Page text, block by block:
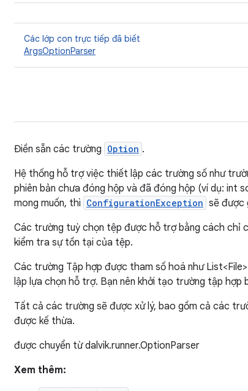
Các lớp con trực tiếp đã biết
ArgsOptionParser
Điền sẵn các trường Option .
Hệ thống hỗ trợ việc thiết lập các trường số như
phiên bản chưa đóng hộp và đã đóng hộp (ví dụ: int
mong muốn, thì ConfigurationException sẽ được
Các trường tuỳ chọn tệp được hỗ trợ bằng cách chỉ
kiểm tra sự tồn tại của tệp.
Các trường Tập hợp được tham số hoá như
lập lựa chọn hỗ trợ. Bạn nên khởi tạo trường tập hợp
Tất cả các trường sẽ được xử lý, bao gồm cả các
được kế thừa.
được chuyển từ dalvik.runner.OptionParser
Xem thêm: